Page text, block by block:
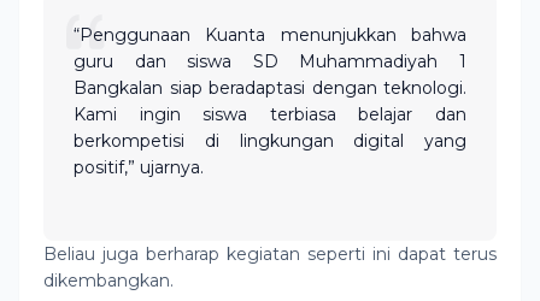
“Penggunaan Kuanta menunjukkan bahwa
guru dan siswa SD Muhammadiyah 1
Bangkalan siap beradaptasi dengan teknologi.
Kami ingin siswa terbiasa belajar dan
berkompetisi di lingkungan digital yang
positif,” ujarnya.
Beliau juga berharap kegiatan seperti ini dapat terus
dikembangkan.